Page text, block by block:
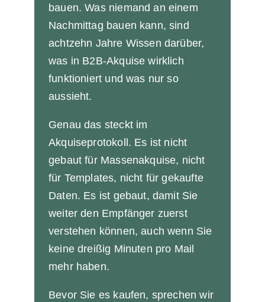
bauen. Was niemand an einem
Nachmittag bauen kann, sind
achtzehn Jahre Wissen darüber,
was in B2B-Akquise wirklich
funktioniert und was nur so
aussieht.
Genau das steckt im
Akquiseprotokoll. Es ist nicht
gebaut für Massenakquise, nicht
für Templates, nicht für gekaufte
Daten. Es ist gebaut, damit Sie
weiter den Empfänger zuerst
verstehen können, auch wenn Sie
keine dreißig Minuten pro Mail
mehr haben.
Bevor Sie es kaufen, sprechen wir